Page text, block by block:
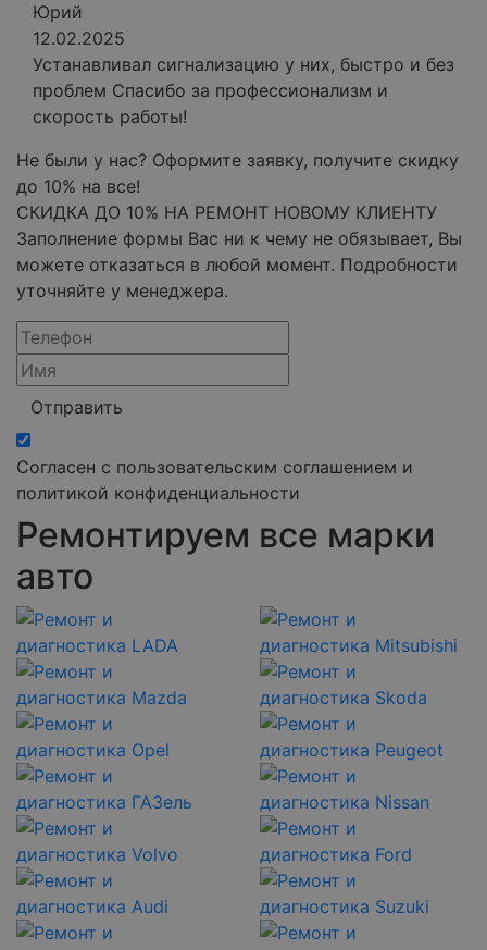
Юрий
12.02.2025
Устанавливал сигнализацию у них, быстро и без
проблем Спасибо за профессионализм и
скорость работы!
Не были у нас? Оформите заявку, получите скидку
до 10% на все!
СКИДКА ДО 10% НА РЕМОНТ НОВОМУ КЛИЕНТУ
Заполнение формы Вас ни к чему не обязывает, Вы
можете отказаться в любой момент. Подробности
уточняйте у менеджера.
Отправить
Согласен с пользовательским соглашением и
политикой конфиденциальности
Ремонтируем все марки
авто